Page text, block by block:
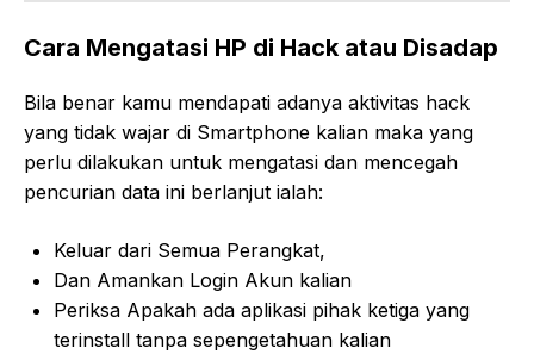
Cara Mengatasi HP di Hack atau Disadap
Bila benar kamu mendapati adanya aktivitas hack
yang tidak wajar di Smartphone kalian maka yang
perlu dilakukan untuk mengatasi dan mencegah
pencurian data ini berlanjut ialah:
Keluar dari Semua Perangkat,
Dan Amankan Login Akun kalian
Periksa Apakah ada aplikasi pihak ketiga yang
terinstall tanpa sepengetahuan kalian